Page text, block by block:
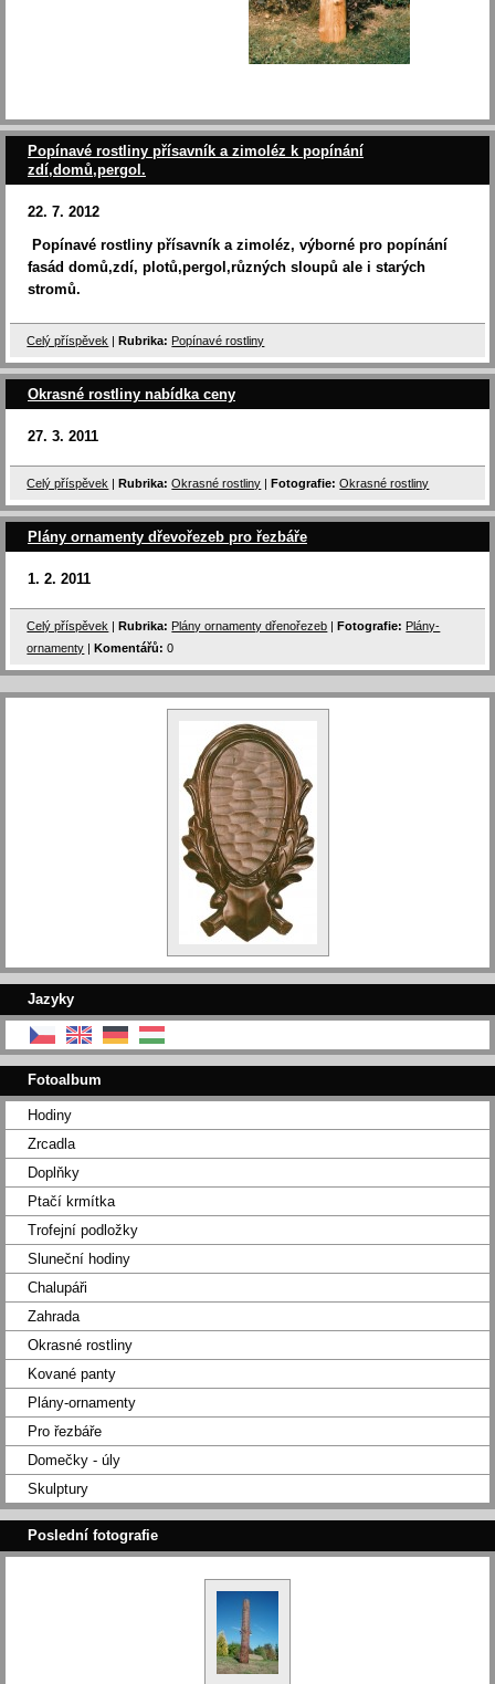
Popínavé rostliny přísavník a zimoléz k popínání
zdí,domů,pergol.
22. 7. 2012
Popínavé rostliny přísavník a zimoléz, výborné pro popínání
fasád domů,zdí, plotů,pergol,různých sloupů ale i starých
stromů.
Celý příspěvek Rubrika: Popínavé rostliny
Okrasné rostliny nabídka ceny
27. 3. 2011
Celý příspěvek Rubrika: Okrasné rostliny Fotografie: Okrasné rostliny
Plány ornamenty dřevořezeb pro řezbáře
1. 2. 2011
Celý příspěvek Rubrika: Plány ornamenty dřenořezeb Fotografie: Plány-
ornamenty
Komentářů: 0
Jazyky
Fotoalbum
Hodiny
Zrcadla
Doplňky
Ptačí krmítka
Trofejní podložky
Sluneční hodiny
Chalupáři
Zahrada
Okrasné rostliny
Kované panty
Plány-ornamenty
Pro řezbáře
Domečky - úly
Skulptury
Poslední fotografie